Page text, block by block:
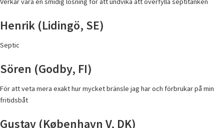
Henrik (Lidingö, SE)
Septic
Sören (Godby, FI)
För att veta mera exakt hur mycket bränsle jag har och förbrukar på min
fritidsbåt
Gustav (København V, DK)